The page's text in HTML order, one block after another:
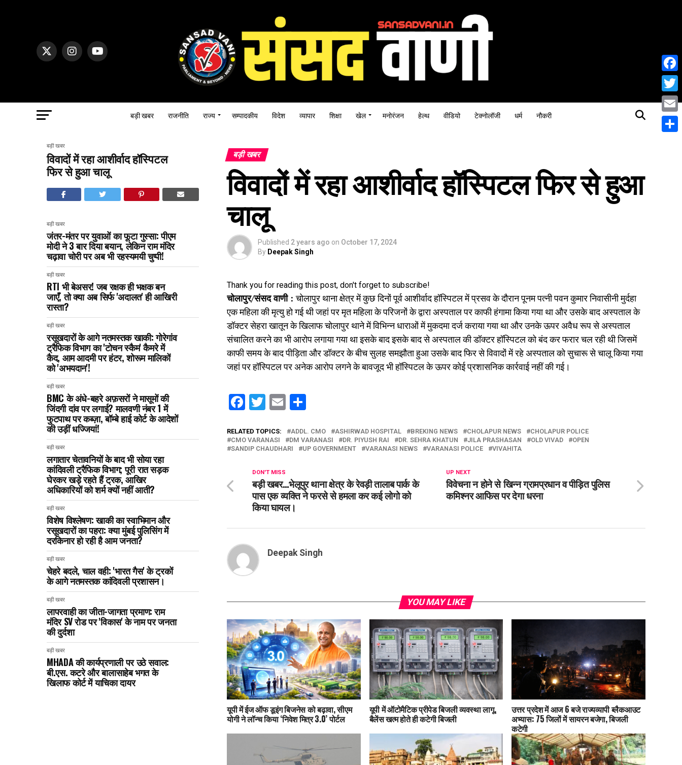
बड़ी खबर राजनीति राज्य सम्पादकीय विदेश व्यापार शिक्षा खेल मनोरंजन हेल्थ वीडियो टेक्नोलॉजी धर्म नौकरी
बड़ी खबर
विवादों में रहा आशीर्वाद हॉस्पिटल
फिर से हुआ चालू
बड़ी खबर
जंतर-मंतर पर युवाओं का फूटा गुस्सा: पीएम
मोदी ने 3 बार दिया बयान, लेकिन राम मंदिर
चढ़ावा चोरी पर अब भी रहस्यमयी चुप्पी!
बड़ी खबर
RTI भी बेअसर! जब रक्षक ही भक्षक बन
जाएँ, तो क्या अब सिर्फ 'अदालत' ही आखिरी
रास्ता?
बड़ी खबर
रसूखदारों के आगे नतमस्तक खाकी: गोरेगांव
ट्रैफिक विभाग का 'टोचन स्कैम' कैमरे में
कैद, आम आदमी पर हंटर, शोरूम मालिकों
को 'अभयदान'!
बड़ी खबर
BMC के अंधे-बहरे अफ़सरों ने मासूमों की
जिंदगी दांव पर लगाई? मालवणी नंबर 1 में
फुटपाथ पर कब्ज़ा, बॉम्बे हाई कोर्ट के आदेशों
की उड़ीं धज्जियां!
बड़ी खबर
लगातार चेतावनियों के बाद भी सोया रहा
कांदिवली ट्रैफिक विभाग; पूरी रात सड़क
घेरकर खड़े रहते हैं ट्रक, आखिर
अधिकारियों को शर्म क्यों नहीं आती?
बड़ी खबर
विशेष विश्लेषण: खाकी का स्वाभिमान और
रसूखदारों का पहरा: क्या मुंबई पुलिसिंग में
दरकिनार हो रही है आम जनता?
बड़ी खबर
चेहरे बदले, चाल वही: 'भारत गैस' के ट्रकों
के आगे नतमस्तक कांदिवली प्रशासन।
बड़ी खबर
लापरवाही का जीता-जागता प्रमाण: राम
मंदिर SV रोड पर 'विकास' के नाम पर जनता
की दुर्दशा
बड़ी खबर
MHADA की कार्यप्रणाली पर उठे सवाल:
बी.एस. कटरे और बालासाहेब भगत के
खिलाफ कोर्ट में याचिका दायर
बड़ी खबर
विवादों में रहा आशीर्वाद हॉस्पिटल फिर से हुआ
चालू
Published 2 years ago on October 17, 2024
By Deepak Singh
Thank you for reading this post, don't forget to subscribe!
चोलापुर/संसद वाणी :चोलापुर थाना क्षेत्र में कुछ दिनों पूर्व आशीर्वाद हॉस्पिटल में प्रसव के दौरान पूनम पत्नी पवन कुमार निवासीनी मुर्दहा
एक महिला की मृत्यु हो गई थी जहां पर मृत महिला के परिजनों के द्वारा अस्पताल पर काफी हंगामा किया गया था और उसके बाद अस्पताल के
डॉक्टर सेहरा खातून के खिलाफ चोलापुर थाने में विभिन्न धाराओं में मुकदमा दर्ज कराया गया था और उनके ऊपर अवैध रूप से अस्पताल
संचालित करने का भी आरोप लगाया गया था इसके बाद इसके बाद से अस्पताल की डॉक्टर हॉस्पिटल को बंद कर फरार चल रही थी जिसमें
काफी समय के बाद पीड़िता और डॉक्टर के बीच सुलह समझौता हुआ उसके बाद फिर से विवादों में रहे अस्पताल को सुचारू से चालू किया गया
जहां पर हॉस्पिटल पर अनेक आरोप लगने के बावजूद भी हॉस्पिटल के ऊपर कोई प्रशासनिक कार्रवाई नहीं की गई।
Facebook
Twitter
Email
RELATED TOPICS: ADDL. CMO ASHIRWAD HOSPITAL BREKING NEWS CHOLAPUR NEWS
CHOLAPUR POLICE
CMO VARANASI
DM VARANASI DR. PIYUSH RAI DR. SEHRA KHATUN JILA PRASHASAN OLD VIVAD
OPEN
SANDIP CHAUDHARI
UP GOVERNMENT VARANASI NEWS VARANASI POLICE VIVAHITA
UP NEXT
विवेचना न होने से खिन्न ग्रामप्रधान व पीड़ित पुलिस
कमिश्नर आफिस पर देगा धरना
DON'T MISS
बड़ी खबर…भेलूपुर थाना क्षेत्र के रेवड़ी तालाब पार्क के
पास एक व्यक्ति ने फरसे से हमला कर कई लोगो को
किया घायल।
Deepak Singh
YOU MAY LIKE
यूपी में ईज ऑफ डूइंग बिजनेस को बढ़ावा, सीएम
योगी ने लॉन्च किया ‘निवेश मित्र 3.0’ पोर्टल
यूपी में ऑटोमैटिक प्रीपेड बिजली व्यवस्था लागू,
बैलेंस खत्म होते ही कटेगी बिजली
उत्तर प्रदेश में आज 6 बजे राज्यव्यापी ब्लैकआउट
अभ्यास: 75 जिलों में सायरन बजेगा, बिजली
कटेगी
Email